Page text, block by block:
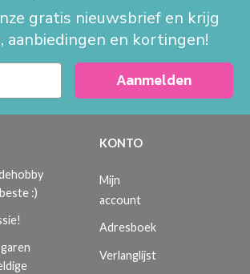
gratis nieuwsbrief en krijg
aanbiedingen en kortingen!
Aanmelden
:)
KONTO
Mijn
account
Adresboek
Verlanglijst